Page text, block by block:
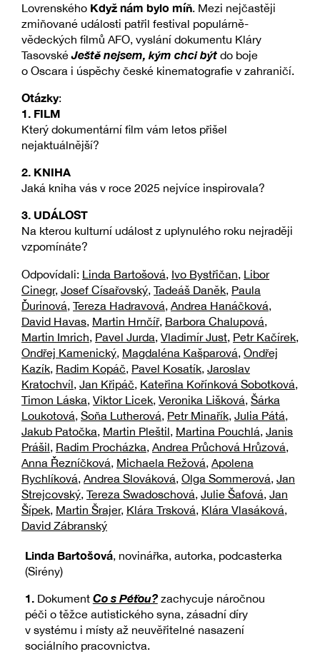
Lovrenského Když nám bylo míň. Mezi nejčastěji
zmiňované události patřil festival populárně-
vědeckých filmů AFO, vyslání dokumentu Kláry
TasovskéJeště nejsem, kým chci být do boje
o Oscara i úspěchy české kinematografie v zahraničí.
Otázky:
1. FILM
Který dokumentární film vám letos přišel
nejaktuálnější?
2. KNIHA
Jaká kniha vás v roce 2025 nejvíce inspirovala?
3. UDÁLOST
Na kterou kulturní událost z uplynulého roku nejraději
vzpomínáte?
Odpovídali: Linda Bartošová Ivo Bystřičan Libor
Cinegr, Josef Císařovský Tadeáš Daněk Paula
Ďurinová Tereza Hadravová Andrea Hanáčková
David Havas Martin Hrnčíř, Barbora Chalupová
Martin Imrich Pavel Jurda Vladimír Just Petr Kačírek
Ondřej Kamenický Magdaléna Kašparová Ondřej
Kazík Radim Kopáč Pavel Kosatík Jaroslav
Kratochvíl Jan Křipáč Kateřina Kořínková Sobotková
Timon Láska Viktor Licek Veronika Lišková Šárka
Loukotová Soňa Lutherová Petr Minařík Julia Pátá
Jakub Patočka Martin Pleštil Martina Pouchlá Janis
Prášil Radim Procházka Andrea Průchová Hrůzová
Anna Řezníčková Michaela Režová Apolena
Rychlíková Andrea Slováková Olga Sommerová Jan
Strejcovský Tereza Swadoschová Julie Šafová Jan
Šípek Martin Šrajer, Klára Trsková Klára Vlasáková
David Zábranský
Linda Bartošová, novinářka, autorka, podcasterka
(Sirény)
1. Dokument Co s Péťou? zachycuje náročnou
péči o těžce autistického syna, zásadní díry
v systému i místy až neuvěřitelné nasazení
sociálního pracovnictva.